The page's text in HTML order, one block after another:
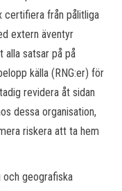
certifiera från pålitliga
extern äventyr
satsar på på
källa (RNG:er) för
revidera åt sidan
dessa organisation,
riskera att ta hem
och geografiska